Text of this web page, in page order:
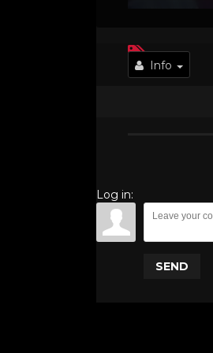
Info
Log in:
SEND